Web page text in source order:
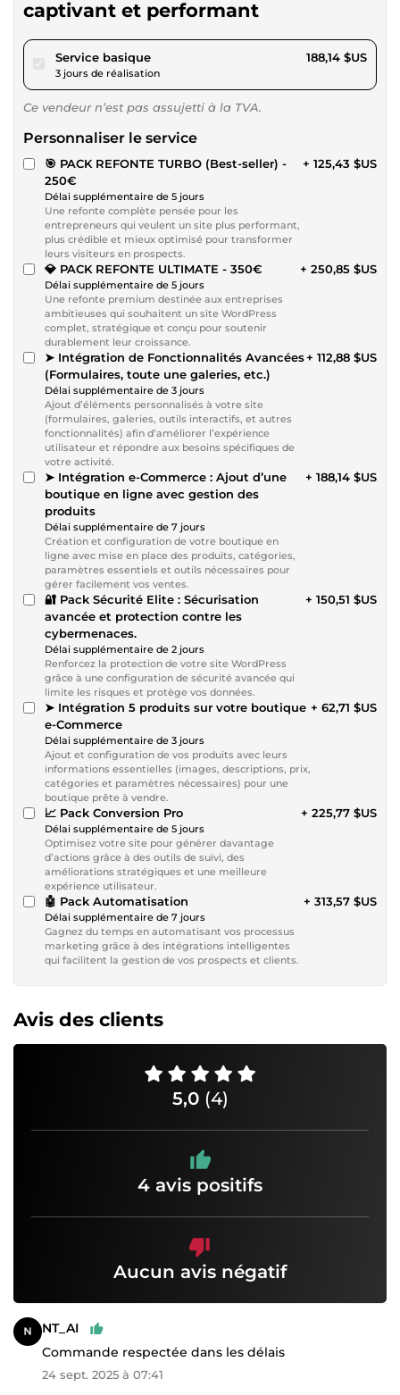
captivant et performant
Service basiquepour 173,40 $US
3 jours de réalisation
188,14 $US
Ce vendeur n’est pas assujetti à la TVA.
Personnaliser le service
🎯 PACK REFONTE TURBO (Best-seller) -
250€
Délai supplémentaire de 5 jours
Une refonte complète pensée pour les
entrepreneurs qui veulent un site plus performant,
plus crédible et mieux optimisé pour transformer
leurs visiteurs en prospects.
+ 125,43 $US
💎 PACK REFONTE ULTIMATE - 350€
Délai supplémentaire de 5 jours
Une refonte premium destinée aux entreprises
ambitieuses qui souhaitent un site WordPress
complet, stratégique et conçu pour soutenir
durablement leur croissance.
+ 250,85 $US
➤ Intégration de Fonctionnalités Avancées
(Formulaires, toute une galeries, etc.)
Délai supplémentaire de 3 jours
Ajout d’éléments personnalisés à votre site
(formulaires, galeries, outils interactifs, et autres
fonctionnalités) afin d’améliorer l’expérience
utilisateur et répondre aux besoins spécifiques de
votre activité.
+ 112,88 $US
➤ Intégration e-Commerce : Ajout d’une
boutique en ligne avec gestion des
produits
Délai supplémentaire de 7 jours
Création et configuration de votre boutique en
ligne avec mise en place des produits, catégories,
paramètres essentiels et outils nécessaires pour
gérer facilement vos ventes.
+ 188,14 $US
🔐 Pack Sécurité Elite : Sécurisation
avancée et protection contre les
cybermenaces.
Délai supplémentaire de 2 jours
Renforcez la protection de votre site WordPress
grâce à une configuration de sécurité avancée qui
limite les risques et protège vos données.
+ 150,51 $US
➤ Intégration 5 produits sur votre boutique
e-Commerce
Délai supplémentaire de 3 jours
Ajout et configuration de vos produits avec leurs
informations essentielles (images, descriptions, prix,
catégories et paramètres nécessaires) pour une
boutique prête à vendre.
+ 62,71 $US
📈 Pack Conversion Pro
Délai supplémentaire de 5 jours
Optimisez votre site pour générer davantage
d’actions grâce à des outils de suivi, des
améliorations stratégiques et une meilleure
expérience utilisateur.
+ 225,77 $US
🤖 Pack Automatisation
Délai supplémentaire de 7 jours
Gagnez du temps en automatisant vos processus
marketing grâce à des intégrations intelligentes
qui facilitent la gestion de vos prospects et clients.
+ 313,57 $US
Avis des clients
5,0 (4)
4 avis positifs
Aucun avis négatif
NT_AI
Commande respectée dans les délais
24 sept. 2025 à 07:41